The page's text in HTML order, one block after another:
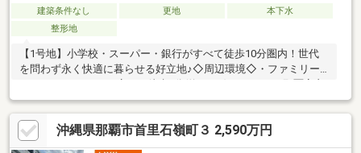
建築条件なし 更地
本下水
整形地
【1号地】小学校・スーパー・銀行がすべて徒歩10分圏内！世代
を問わず永く快適に暮らせる好立地♪◇周辺環境◇・ファミリー
二丁目店まで徒歩4分(約320m)・ディスカウント Big1 小禄店まで
徒歩5分(約380m)・かねひでジップマート さつき店まで徒歩9分
(約710m)・高良小学校まで徒歩10分(約730m)・フレッシュプラザ
ユニオン 赤嶺店まで徒歩11分(約840m)・赤嶺駅まで徒歩13分(約
沖縄県那覇市首里石嶺町３ 2,590万円